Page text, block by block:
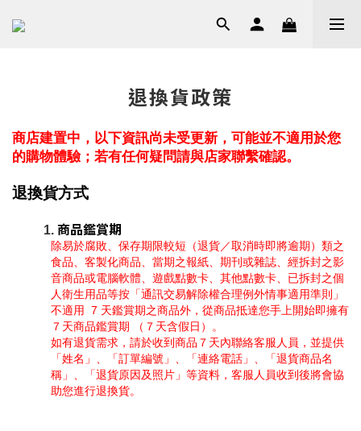
退換貨政策
商店建置中，以下資訊尚未受更新，可能並不適用於您
的購物體驗；若有任何疑問請與店家聯繫確認。
退換貨方式
商品鑑賞期
除易於腐敗、保存期限較短（退貨／取消時即將逾期）類之
食品、客製化商品、當期之報紙、期刊或雜誌、經拆封之影
音商品或電腦軟體、遊戲點數卡、其他點數卡、已拆封之個
人衛生用品等按「通訊交易解除權合理例外情事適用準則」
不適用  7 天鑑賞期之商品外，從商品抵達您手上開始即擁有
７天商品鑑賞期 （７天含假日）。
如有退貨需求，請於收到商品７天內聯絡客服人員，並提供
「姓名」、「訂單編號」、「連絡電話」、「退貨商品名
稱」、「退貨原因及照片」等資料，客服人員收到後將會協
助您進行退換貨。